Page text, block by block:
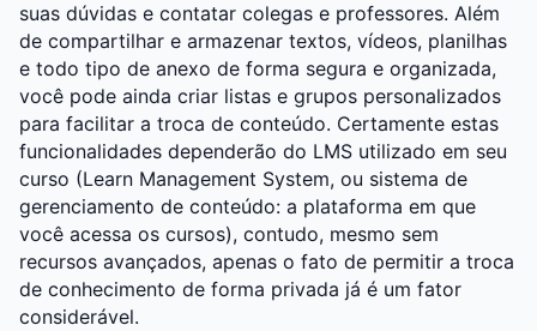
suas dúvidas e contatar colegas e professores. Além
de compartilhar e armazenar textos, vídeos, planilhas
e todo tipo de anexo de forma segura e organizada,
você pode ainda criar listas e grupos personalizados
para facilitar a troca de conteúdo. Certamente estas
funcionalidades dependerão do LMS utilizado em seu
curso (Learn Management System, ou sistema de
gerenciamento de conteúdo: a plataforma em que
você acessa os cursos), contudo, mesmo sem
recursos avançados, apenas o fato de permitir a troca
de conhecimento de forma privada já é um fator
considerável.